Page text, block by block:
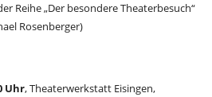
Reihe „Der besondere Theaterbesuch“
Rosenberger)
Uhr, Theaterwerkstatt Eisingen,